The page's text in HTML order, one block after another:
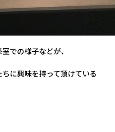
での様子などが、
に興味を持って頂けている